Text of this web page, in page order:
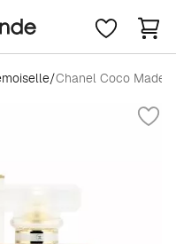
/Chanel Coco